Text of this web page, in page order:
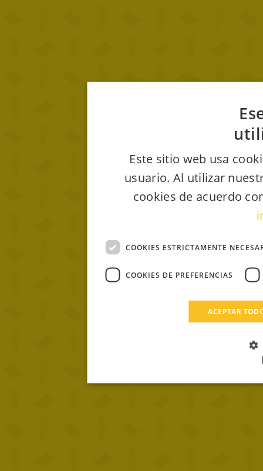
Este sitio web usa
usuario. Al utilizar
cookies de acuerdo
COOKIES ESTRICTAMENTE
COOKIES DE PREFERENCIAS
ACEPTAR